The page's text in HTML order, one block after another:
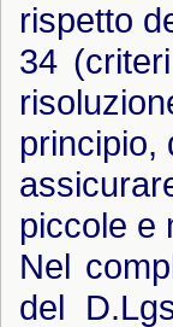
rispetto
34
principio,
piccole e
Nel
del